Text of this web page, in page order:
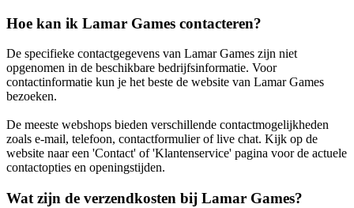
Hoe kan ik Lamar Games contacteren?
De specifieke contactgegevens van Lamar Games zijn niet
opgenomen in de beschikbare bedrijfsinformatie. Voor
contactinformatie kun je het beste de website van Lamar Games
bezoeken.
De meeste webshops bieden verschillende contactmogelijkheden
zoals e-mail, telefoon, contactformulier of live chat. Kijk op de
website naar een 'Contact' of 'Klantenservice' pagina voor de actuele
contactopties en openingstijden.
Wat zijn de verzendkosten bij Lamar Games?